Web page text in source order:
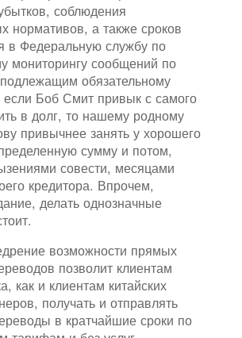
соблюдения
нормативов, а также сроков
в Федеральную службу по
мониторингу сообщений по
обязательному
Боб Смит привык с самого
в долг, то нашему родному
привычнее занять у хорошего
сумму и потом,
совести, месяцами
кредитора. Впрочем,
делать однозначные
возможности прямых
позволит клиентам
как и клиентам китайских
получать и отправлять
в кратчайшие сроки по